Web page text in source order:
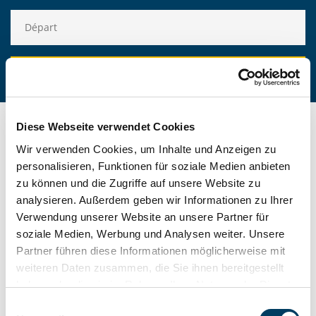
Diese Webseite verwendet Cookies
Wir verwenden Cookies, um Inhalte und Anzeigen zu
personalisieren, Funktionen für soziale Medien anbieten
zu können und die Zugriffe auf unsere Website zu
analysieren. Außerdem geben wir Informationen zu Ihrer
Verwendung unserer Website an unsere Partner für
soziale Medien, Werbung und Analysen weiter. Unsere
Partner führen diese Informationen möglicherweise mit
weiteren Daten zusammen, die Sie ihnen bereitgestellt
haben oder die sie im Rahmen Ihrer Nutzung der Dienste
NOTRE MONDE DE
VACANCES GEW
Des conseils de voyage passionnants, des offres
le monde des vacances GEW est vaste et propose de